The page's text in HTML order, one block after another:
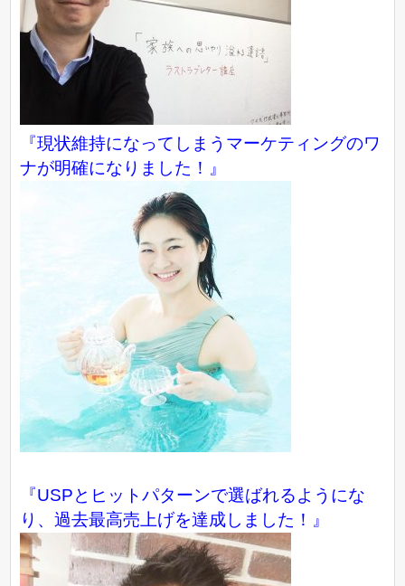
『現状維持になってしまうマーケティングのワ
ナが明確になりました！』
『USPとヒットパターンで選ばれるようにな
り、過去最高売上げを達成しました！』